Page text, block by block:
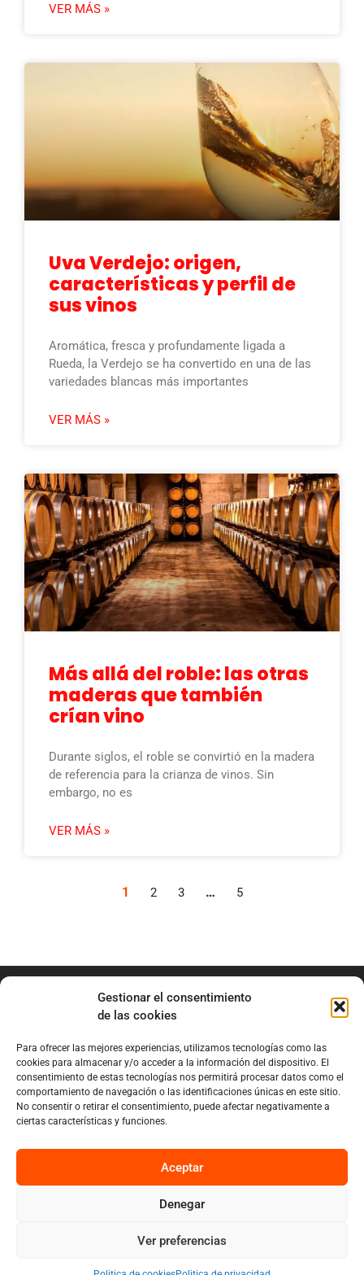
Gestionar el consentimiento
de las cookies
Para ofrecer las mejores experiencias, utilizamos tecnologías como las
cookies para almacenar y/o acceder a la información del dispositivo. El
consentimiento de estas tecnologías nos permitirá procesar datos como el
comportamiento de navegación o las identificaciones únicas en este sitio.
No consentir o retirar el consentimiento, puede afectar negativamente a
ciertas características y funciones.
Aceptar
Denegar
Ver preferencias
VER MÁS »
Uva Verdejo: origen,
características y perfil de
sus vinos
Aromática, fresca y profundamente ligada a
Rueda, la Verdejo se ha convertido en una de las
variedades blancas más importantes
VER MÁS »
Más allá del roble: las otras
maderas que también
crían vino
Durante siglos, el roble se convirtió en la madera
de referencia para la crianza de vinos. Sin
embargo, no es
VER MÁS »
1 2 3 … 5
info@marianobraga.com
BRAGA Academia
Podcast
Sobre Mariano
Diseño por Nuvolab Studio